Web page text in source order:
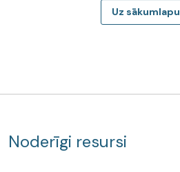
Uz sākumlapu
Noderīgi resursi